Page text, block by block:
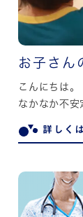
お子さん
こんにちは。
なかなか不
詳しく